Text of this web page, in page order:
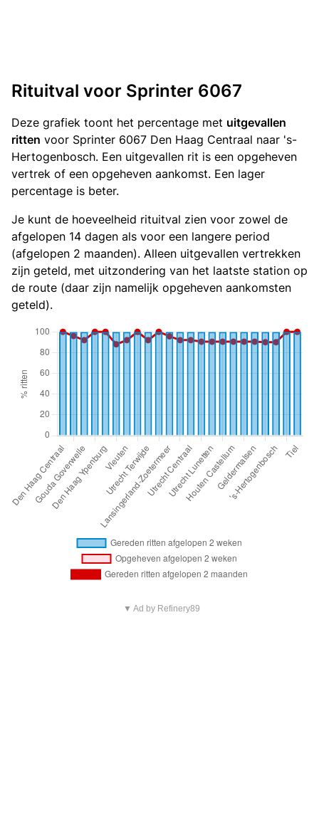
Rituitval voor Sprinter 6067
Deze grafiek toont het percentage met uitgevallen
ritten voor Sprinter 6067 Den Haag Centraal naar 's-
Hertogenbosch. Een uitgevallen rit is een opgeheven
vertrek of een opgeheven aankomst. Een lager
percentage is beter.
Je kunt de hoeveelheid rituitval zien voor zowel de
afgelopen 14 dagen als voor een langere period
(afgelopen 2 maanden). Alleen uitgevallen vertrekken
zijn geteld, met uitzondering van het laatste station op
de route (daar zijn namelijk opgeheven aankomsten
geteld).
▼ Ad by Refinery89